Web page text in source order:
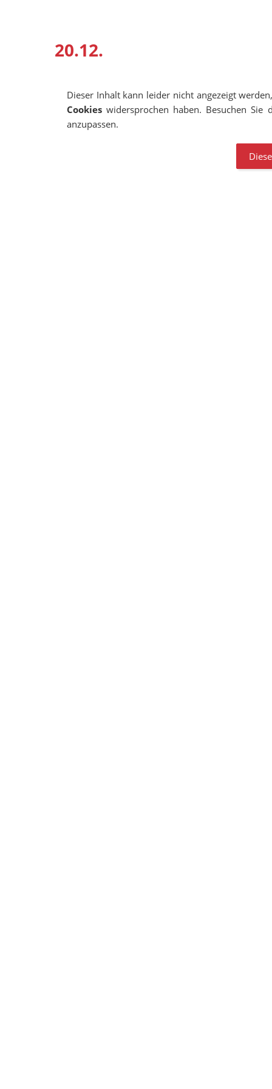
20.12.
Dieser Inhalt kann leider nicht angezeigt
Cookies widersprochen haben. Besuchen Sie
anzupassen.